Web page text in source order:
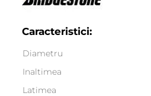
Caracteristici:
Diametru
Inaltimea
Latimea